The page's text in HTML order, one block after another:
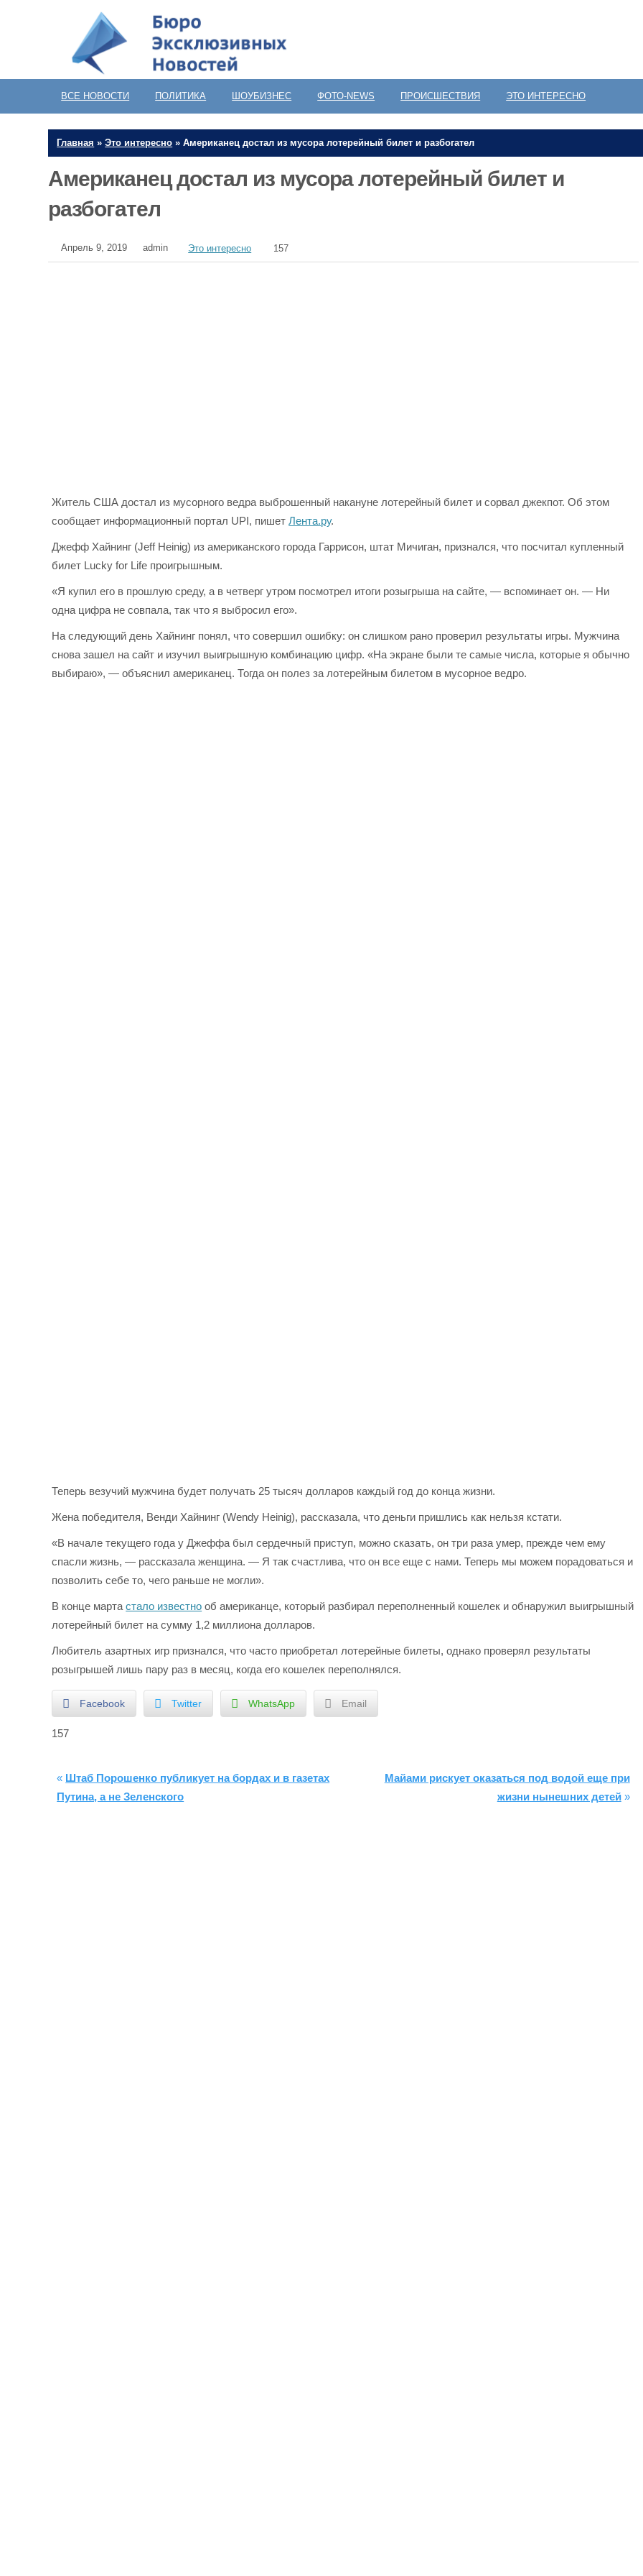
ВСЕ НОВОСТИ ПОЛИТИКА ШОУБИЗНЕС ФОТО-NEWS ПРОИСШЕСТВИЯ ЭТО ИНТЕРЕСНО
Главная »Это интересно »Американец достал из мусора лотерейный билет и разбогател
Американец достал из мусора лотерейный билет и
разбогател
Апрель 9, 2019 admin Это интересно 157
Житель США достал из мусорного ведра выброшенный накануне лотерейный билет и сорвал джекпот. Об этом
сообщает информационный портал UPI, пишетЛента.ру.
Джефф Хайнинг (Jeff Heinig) из американского города Гаррисон, штат Мичиган, признался, что посчитал купленный
билет Lucky for Life проигрышным.
«Я купил его в прошлую среду, а в четверг утром посмотрел итоги розыгрыша на сайте, — вспоминает он. — Ни
одна цифра не совпала, так что я выбросил его».
На следующий день Хайнинг понял, что совершил ошибку: он слишком рано проверил результаты игры. Мужчина
снова зашел на сайт и изучил выигрышную комбинацию цифр. «На экране были те самые числа, которые я обычно
выбираю», — объяснил американец. Тогда он полез за лотерейным билетом в мусорное ведро.
Теперь везучий мужчина будет получать 25 тысяч долларов каждый год до конца жизни.
Жена победителя, Венди Хайнинг (Wendy Heinig), рассказала, что деньги пришлись как нельзя кстати.
«В начале текущего года у Джеффа был сердечный приступ, можно сказать, он три раза умер, прежде чем ему
спасли жизнь, — рассказала женщина. — Я так счастлива, что он все еще с нами. Теперь мы можем порадоваться и
позволить себе то, чего раньше не могли».
В конце мартастало известно об американце, который разбирал переполненный кошелек и обнаружил выигрышный
лотерейный билет на сумму 1,2 миллиона долларов.
Любитель азартных игр признался, что часто приобретал лотерейные билеты, однако проверял результаты
розыгрышей лишь пару раз в месяц, когда его кошелек переполнялся.
Facebook Twitter WhatsApp Email
157
« Штаб Порошенко публикует на бордах и в газетах
Путина, а не Зеленского
Майами рискует оказаться под водой еще при
жизни нынешних детей»